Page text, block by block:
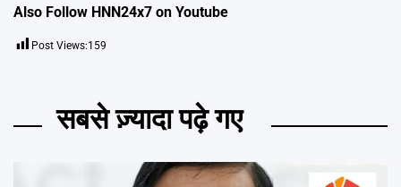
Also Follow HNN24x7 on Youtube
Post Views:159
सबसे ज़्यादा पढ़े गए